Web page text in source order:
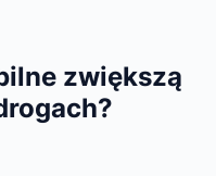
zwiększą